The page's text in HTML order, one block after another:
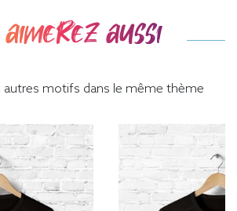
aimerez aussi
autres motifs dans le même thème